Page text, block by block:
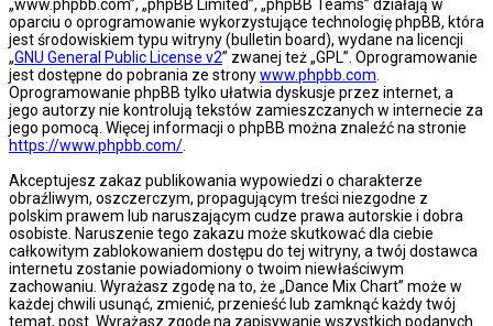
„www.phpbb.com”, „phpBB Limited”, „phpBB Teams” działają w
oparciu o oprogramowanie wykorzystujące technologię phpBB, która
jest środowiskiem typu witryny (bulletin board), wydane na licencji
„GNU General Public License v2” zwanej też „GPL”. Oprogramowanie
jest dostępne do pobrania ze stronywww.phpbb.com
Oprogramowanie phpBB tylko ułatwia dyskusje przez internet, a
jego autorzy nie kontrolują tekstów zamieszczanych w internecie za
jego pomocą. Więcej informacji o phpBB można znaleźć na stronie
https://www.phpbb.com/
Akceptujesz zakaz publikowania wypowiedzi o charakterze
obraźliwym, oszczerczym, propagującym treści niezgodne z
polskim prawem lub naruszającym cudze prawa autorskie i dobra
osobiste. Naruszenie tego zakazu może skutkować dla ciebie
całkowitym zablokowaniem dostępu do tej witryny, a twój dostawca
internetu zostanie powiadomiony o twoim niewłaściwym
zachowaniu. Wyrażasz zgodę na to, że „Dance Mix Chart” może w
każdej chwili usunąć, zmienić, przenieść lub zamknąć każdy twój
temat, post. Wyrażasz zgodę na zapisywanie wszystkich podanych